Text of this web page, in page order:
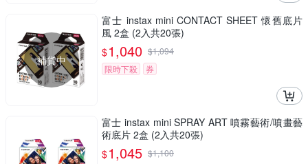
補貨中
富士 instax mini CONTACT SHEET 懷舊底片
風 2盒 (2入共20張)
$1,040 $1,094
限時下殺
券
富士 instax mini SPRAY ART 噴霧藝術/噴畫藝
術底片 2盒 (2入共20張)
$1,045 $1,100